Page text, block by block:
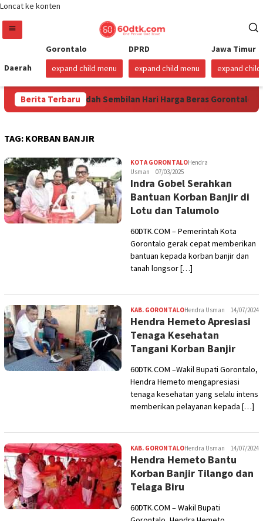
Loncat ke konten
Daerah
Gorontalo
expand child menu
DPRD
expand child menu
Jawa Timur
expand child
Berita Terbaru
Sudah Sembilan Hari Harga Beras Gorontalo
TAG: KORBAN BANJIR
KOTA GORONTALOHendra
Usman
07/03/2025
Indra Gobel Serahkan
Bantuan Korban Banjir di
Lotu dan Talumolo
60DTK.COM – Pemerintah Kota
Gorontalo gerak cepat memberikan
bantuan kepada korban banjir dan
tanah longsor […]
KAB. GORONTALOHendra Usman 14/07/2024
Hendra Hemeto Apresiasi
Tenaga Kesehatan
Tangani Korban Banjir
60DTK.COM –Wakil Bupati Gorontalo,
Hendra Hemeto mengapresiasi
tenaga kesehatan yang selalu intens
memberikan pelayanan kepada […]
KAB. GORONTALOHendra Usman 14/07/2024
Hendra Hemeto Bantu
Korban Banjir Tilango dan
Telaga Biru
60DTK.COM – Wakil Bupati